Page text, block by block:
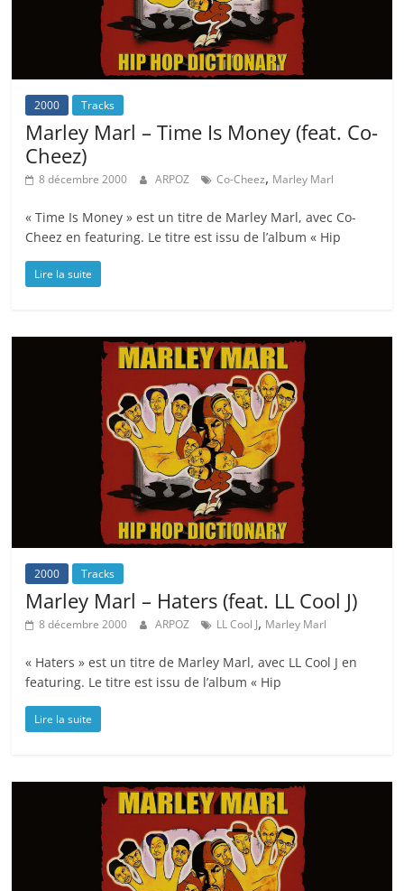
2000 Tracks
Marley Marl – Time Is Money (feat. Co-
Cheez)
8 décembre 2000 ARPOZ Co-Cheez, Marley Marl
« Time Is Money » est un titre de Marley Marl, avec Co-
Cheez en featuring. Le titre est issu de l’album « Hip
Lire la suite
2000 Tracks
Marley Marl – Haters (feat. LL Cool J)
8 décembre 2000 ARPOZ LL Cool J, Marley Marl
« Haters » est un titre de Marley Marl, avec LL Cool J en
featuring. Le titre est issu de l’album « Hip
Lire la suite